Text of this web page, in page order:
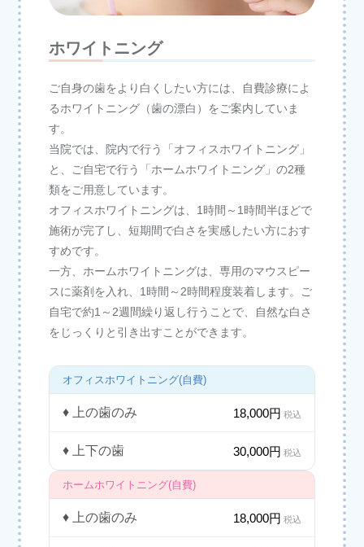
ホワイトニング
ご自身の歯をより白くしたい方には、自費診療によ
るホワイトニング（歯の漂白）をご案内していま
す。
当院では、院内で行う「オフィスホワイトニング」
と、ご自宅で行う「ホームホワイトニング」の2種
類をご用意しています。
オフィスホワイトニングは、1時間～1時間半ほどで
施術が完了し、短期間で白さを実感したい方におす
すめです。
一方、ホームホワイトニングは、専用のマウスピー
スに薬剤を入れ、1時間～2時間程度装着します。ご
自宅で約1～2週間繰り返し行うことで、自然な白さ
をじっくりと引き出すことができます。
オフィスホワイトニング(自費)
♦ 上の歯のみ 18,000円 税込
♦ 上下の歯 30,000円 税込
ホームホワイトニング(自費)
♦ 上の歯のみ 18,000円 税込